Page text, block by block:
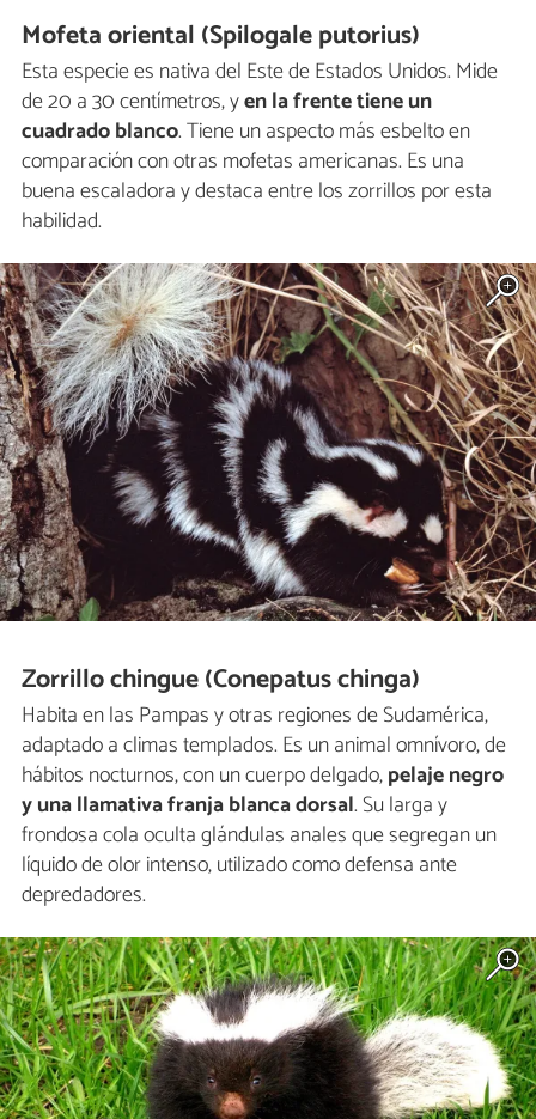
Mofeta oriental (Spilogale putorius)
Esta especie es nativa del Este de Estados Unidos. Mide
de 20 a 30 centímetros, yen la frente tiene un
cuadrado blanco. Tiene un aspecto más esbelto en
comparación con otras mofetas americanas. Es una
buena escaladora y destaca entre los zorrillos por esta
habilidad.
Zorrillo chingue (Conepatus chinga)
Habita en las Pampas y otras regiones de Sudamérica,
adaptado a climas templados. Es un animal omnívoro, de
hábitos nocturnos, con un cuerpo delgado,pelaje negro
y una llamativa franja blanca dorsal. Su larga y
frondosa cola oculta glándulas anales que segregan un
líquido de olor intenso, utilizado como defensa ante
depredadores.